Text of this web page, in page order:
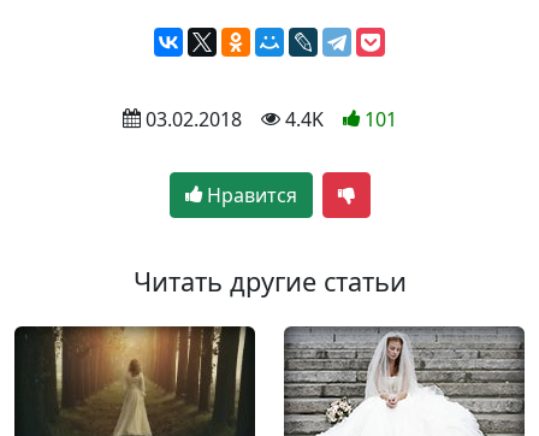
03.02.2018 4.4K 101
Нравится
Читать другие статьи